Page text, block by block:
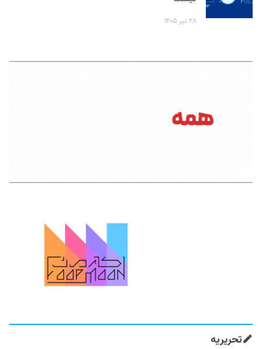
۲۸ تیر ۱۴۰۵
تحریریه